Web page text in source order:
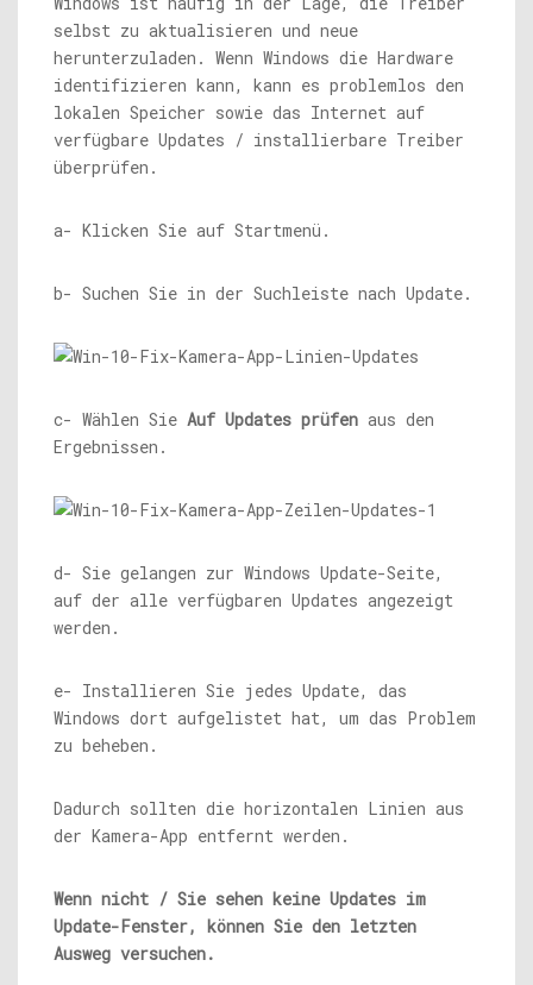
selbst zu aktualisieren und neue
herunterzuladen. Wenn Windows die Hardware
identifizieren kann, kann es problemlos den
lokalen Speicher sowie das Internet auf
verfügbare Updates / installierbare Treiber
überprüfen.
a- Klicken Sie auf Startmenü.
b- Suchen Sie in der Suchleiste nach Update.
c- Wählen Sie Auf Updates prüfen aus den
Ergebnissen.
d- Sie gelangen zur Windows Update-Seite,
auf der alle verfügbaren Updates angezeigt
werden.
e- Installieren Sie jedes Update, das
Windows dort aufgelistet hat, um das Problem
zu beheben.
Dadurch sollten die horizontalen Linien aus
der Kamera-App entfernt werden.
Wenn nicht / Sie sehen keine Updates im
Update-Fenster, können Sie den letzten
Ausweg versuchen.